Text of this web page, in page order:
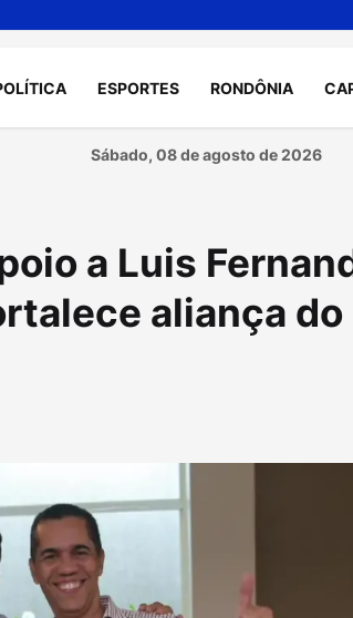
ESPORTES RONDÔNIA
Sábado, 08 de agosto de 2026
a Luis
aliança do